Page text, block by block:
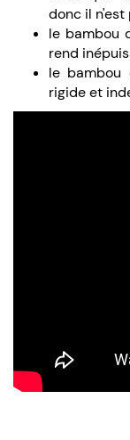
donc il n'est
le bambou
rend
le bambou
rigide et